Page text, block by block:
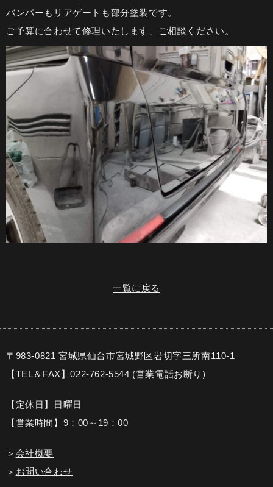
バンパーもリアゲートも部分塗装です。
ご予算に合わせて修理いたします、ご相談ください。
一覧に戻る
〒983-0821 宮城県仙台市宮城野区岩切字三所南110-1
【TEL＆FAX】022-762-5544 (営業電話お断り)
【定休日】日曜日
【営業時間】9：00～19：00
＞ 会社概要
＞ お問い合わせ